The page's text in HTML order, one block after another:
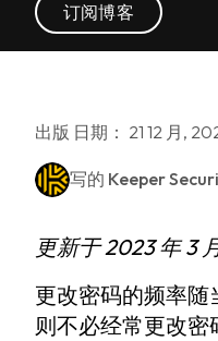
订阅博客
出版 日期： 21 12 月,
写的 Keeper
更新于 2023 年 3
更改密码的频率随
则不必经常更改